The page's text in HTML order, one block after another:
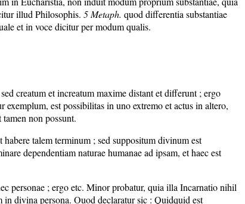
illud Philosophis. 5 Metaph. quod differentia substantiae
et in voce dicitur per modum qualis.
creatum et increatum maxime distant et differunt ; ergo
est possibilitas in uno extremo et actus in altero,
non possunt.
talem terminum ; sed suppositum divinum est
dependentiam naturae humanae ad ipsam, et haec est
personae ; ergo etc. Minor probatur, quia illa Incarnatio nihil
divina persona. Ouod declaratur sic : Quidquid est